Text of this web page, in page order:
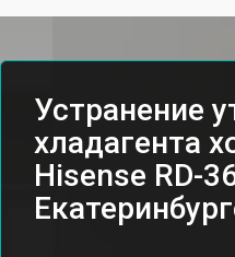
Устранение
хладагента
Hisense RD-